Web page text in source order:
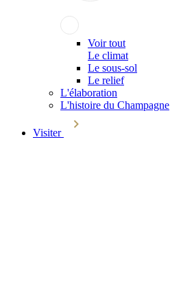
Voir tout
Le climat
Le sous-sol
Le relief
L'élaboration
L'histoire du Champagne
Visiter